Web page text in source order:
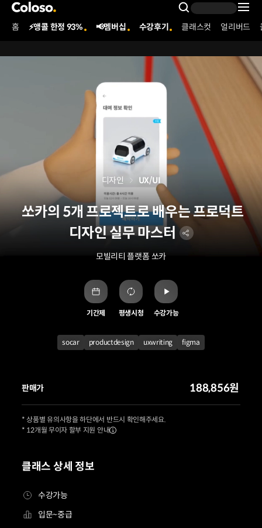
콜로소
Search
Coloso Menu
홈 ⚡앵콜 한정 93% 📢멤버십 수강후기 클래스컷 얼리버드
쏘카의 5개 프로젝트로 배우는 프로덕트
디자인 실무 마스터
모빌리티 플랫폼 쏘카
디자인 UX/UI
기간제 평생시청 수강가능
socar productdesign uxwriting figma
클래스 상세 정보
수강가능
입문~중급
판매가 188,856원
* 상품별 유의사항을 하단에서 반드시 확인해주세요.
* 12개월 무이자 할부 지원 안내